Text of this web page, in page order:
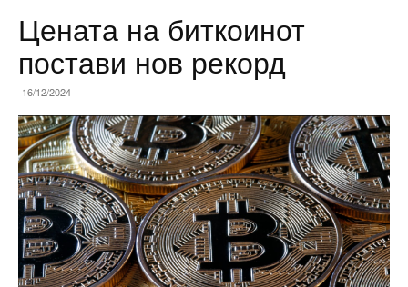
Цената на биткоинот
постави нов рекорд
16/12/2024